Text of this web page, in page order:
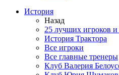
История
Назад
25 лучших игроков и
История Трактора
Все игроки
Все главные тренеры
Клуб Валерия